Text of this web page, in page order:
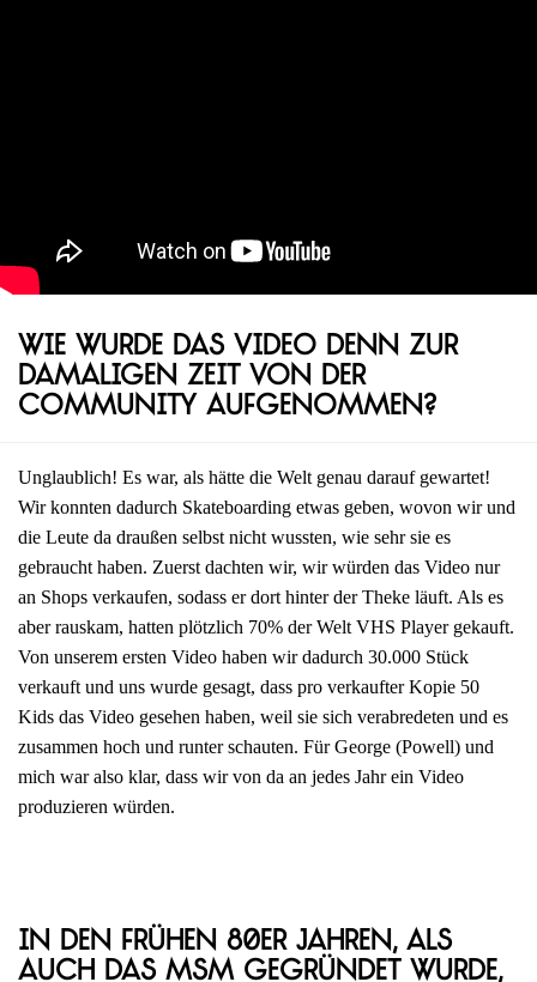
Wie wurde das Video denn zur
damaligen Zeit von der
Community aufgenommen?
Unglaublich! Es war, als hätte die Welt genau darauf gewartet!
Wir konnten dadurch Skateboarding etwas geben, wovon wir und
die Leute da draußen selbst nicht wussten, wie sehr sie es
gebraucht haben. Zuerst dachten wir, wir würden das Video nur
an Shops verkaufen, sodass er dort hinter der Theke läuft. Als es
aber rauskam, hatten plötzlich 70% der Welt VHS Player gekauft.
Von unserem ersten Video haben wir dadurch 30.000 Stück
verkauft und uns wurde gesagt, dass pro verkaufter Kopie 50
Kids das Video gesehen haben, weil sie sich verabredeten und es
zusammen hoch und runter schauten. Für George (Powell) und
mich war also klar, dass wir von da an jedes Jahr ein Video
produzieren würden.
In den frühen 80er Jahren, als
auch das MSM gegründet wurde,